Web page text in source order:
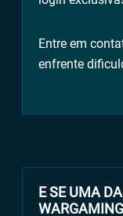
Entre em
enfrente
E SE UMA